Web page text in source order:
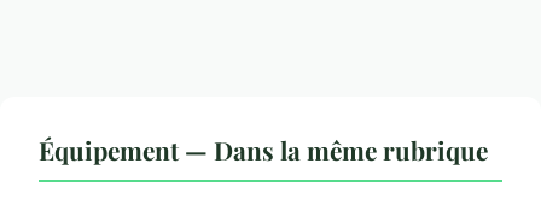
Équipement — Dans la même rubrique